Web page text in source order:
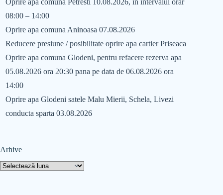
08:00 – 14:00
Oprire apa comuna Aninoasa 07.08.2026
Reducere presiune / posibilitate oprire apa cartier Priseaca
Oprire apa comuna Glodeni, pentru refacere rezerva apa
05.08.2026 ora 20:30 pana pe data de 06.08.2026 ora
14:00
Oprire apa Glodeni satele Malu Mierii, Schela, Livezi
conducta sparta 03.08.2026
Arhive